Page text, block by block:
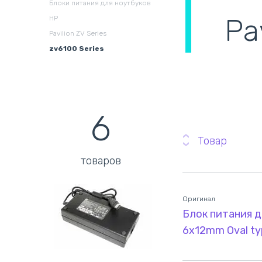
охлаждения в сборе
Блоки питания для ноутбуков
HP
Pavilion ZV Series
zv6100 Series
6
товаров
Товар
Оригинал
Блок питания
6x12mm Oval